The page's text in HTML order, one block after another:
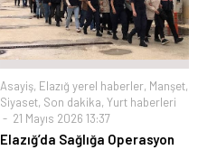
Asayiş, Elazığ yerel haberler, Manşet,
Siyaset, Son dakika, Yurt haberleri
21 Mayıs 2026 13:37
Elazığ’da Sağlığa Operasyon